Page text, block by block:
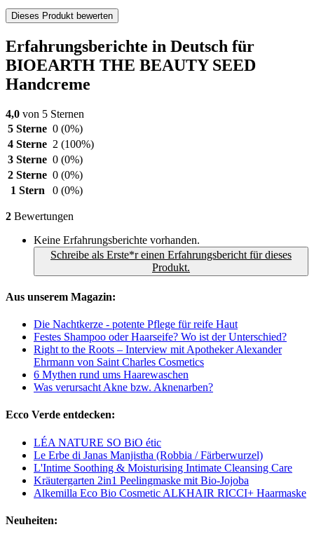
Dieses Produkt bewerten
Erfahrungsberichte in Deutsch für
BIOEARTH THE BEAUTY SEED
Handcreme
4,0 von 5 Sternen
5 Sterne 0 (0%)
4 Sterne 2 (100%)
3 Sterne 0 (0%)
2 Sterne 0 (0%)
1 Stern
0 (0%)
2 Bewertungen
Keine Erfahrungsberichte vorhanden.
Schreibe als Erste*r einen Erfahrungsbericht für dieses
Produkt.
Aus unserem Magazin:
Die Nachtkerze - potente Pflege für reife Haut
Festes Shampoo oder Haarseife? Wo ist der Unterschied?
Right to the Roots – Interview mit Apotheker Alexander
Ehrmann von Saint Charles Cosmetics
6 Mythen rund ums Haarewaschen
Was verursacht Akne bzw. Aknenarben?
Ecco Verde entdecken:
LÉA NATURE SO BiO étic
Le Erbe di Janas Manjistha (Robbia / Färberwurzel)
L'Intime Soothing & Moisturising Intimate Cleansing Care
Kräutergarten 2in1 Peelingmaske mit Bio-Jojoba
Alkemilla Eco Bio Cosmetic ALKHAIR RICCI+ Haarmaske
Neuheiten: